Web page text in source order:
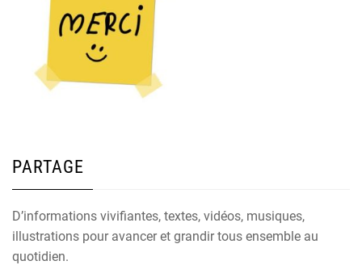
PARTAGE
D’informations vivifiantes, textes, vidéos, musiques,
illustrations pour avancer et grandir tous ensemble au
quotidien.